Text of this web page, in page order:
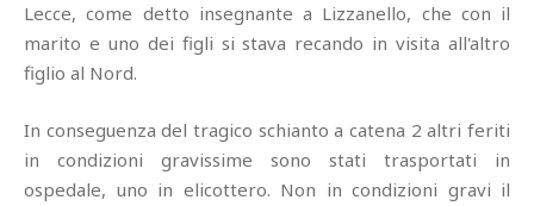
Lecce, come detto insegnante a Lizzanello, che con il
marito e uno dei figli si stava recando in visita all'altro
figlio al Nord.
In conseguenza del tragico schianto a catena 2 altri feriti
in condizioni gravissime sono stati trasportati in
ospedale, uno in elicottero. Non in condizioni gravi il